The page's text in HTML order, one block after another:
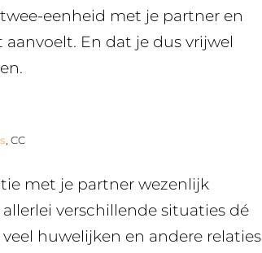
eenheid met je partner en
En dat je dus vrijwel
, CC
met je partner wezenlijk
verschillende situaties dé
huwelijken en andere relaties